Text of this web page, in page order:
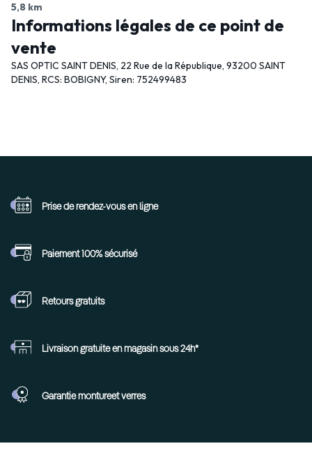
5,8 km
Informations légales de ce point de
vente
SAS OPTIC SAINT DENIS, 22 Rue de la République, 93200 SAINT
DENIS, RCS: BOBIGNY, Siren: 752499483
Prise de rendez-vous en ligne
Paiement 100%sécurisé
Retoursgratuits
Livraison gratuite en magasin sous 24h*
Garantie montureet verres